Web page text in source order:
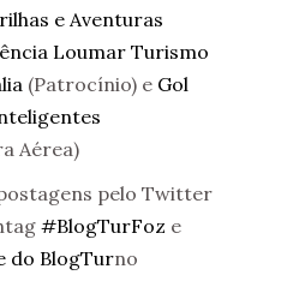
e Aventuras
Loumar Turismo
(Patrocínio) e Gol
Aérea)
pelo Twitter
#BlogTurFoz e
do BlogTurno